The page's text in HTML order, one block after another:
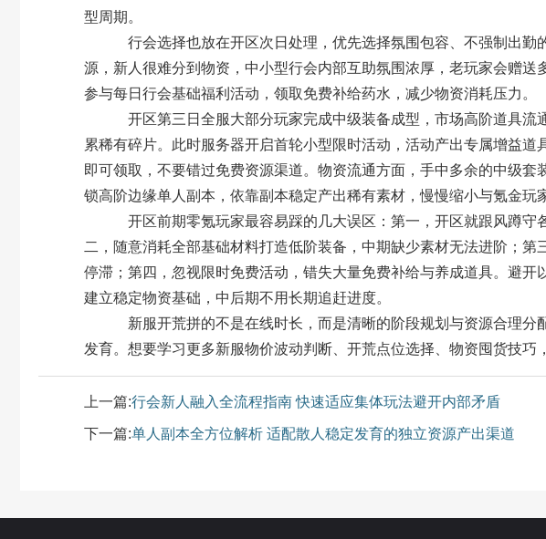
型周期。
行会选择也放在开区次日处理，优先选择氛围包容、不强制出勤
源，新人很难分到物资，中小型行会内部互助氛围浓厚，老玩家会赠
参与每日行会基础福利活动，领取免费补给药水，减少物资消耗压力。
开区第三日全服大部分玩家完成中级装备成型，市场高阶道具流
累稀有碎片。此时服务器开启首轮小型限时活动，活动产出专属增益
即可领取，不要错过免费资源渠道。物资流通方面，手中多余的中级
锁高阶边缘单人副本，依靠副本稳定产出稀有素材，慢慢缩小与氪金玩
开区前期零氪玩家最容易踩的几大误区：第一，开区就跟风蹲守
二，随意消耗全部基础材料打造低阶装备，中期缺少素材无法进阶；
停滞；第四，忽视限时免费活动，错失大量免费补给与养成道具。避
建立稳定物资基础，中后期不用长期追赶进度。
新服开荒拼的不是在线时长，而是清晰的阶段规划与资源合理分
发育。想要学习更多新服物价波动判断、开荒点位选择、物资囤货技巧
上一篇:行会新人融入全流程指南 快速适应集体玩法避开内部矛盾
下一篇:单人副本全方位解析 适配散人稳定发育的独立资源产出渠道